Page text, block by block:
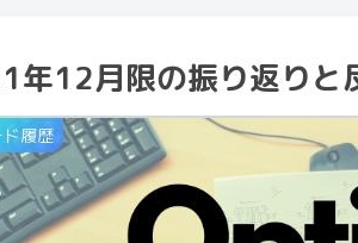
年12月限の振り返りと
ド履歴